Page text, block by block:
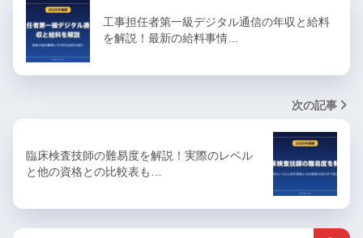
工事担任者第一級デジタル通信の年収と給料
を解説！最新の給料事情…
次の記事
臨床検査技師の難易度を解説！実際のレベル
と他の資格との比較表も…